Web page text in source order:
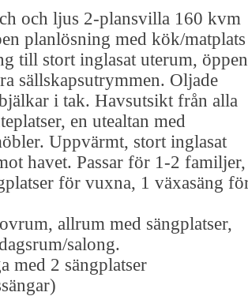
och ljus 2-plansvilla 160 kvm
planlösning med kök/
till stort inglasat uterum, öppen
sällskapsutrymmen. Oljade
i tak. Havsutsikt från alla
en utealtan med
Uppvärmt, stort inglasat
havet. Passar för 1-2 familjer,
för vuxna, 1 växasäng
allrum med sängplatser,
salong.
med 2 sängplatser